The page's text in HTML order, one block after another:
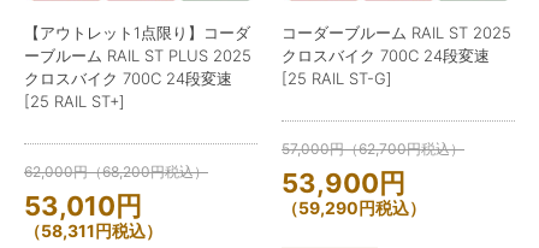
【アウトレット1点限り】コーダ
ーブルーム RAIL ST PLUS 2025
クロスバイク 700C 24段変速
[25 RAIL ST+]
62,000円（68,200円税込）
53,010円
（58,311円税込）
コーダーブルーム RAIL ST 2025
クロスバイク 700C 24段変速
[25 RAIL ST-G]
57,000円（62,700円税込）
53,900円
（59,290円税込）